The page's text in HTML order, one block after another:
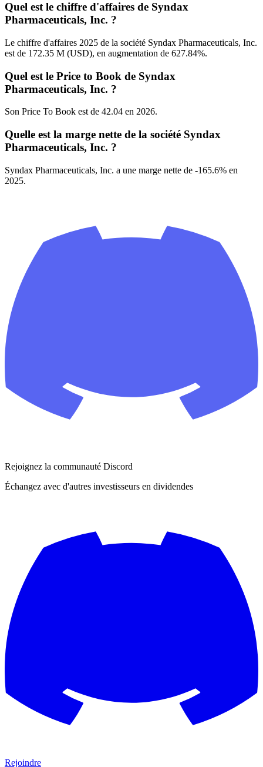
Quel est le chiffre d'affaires de Syndax
Pharmaceuticals, Inc. ?
Le chiffre d'affaires 2025 de la société Syndax Pharmaceuticals, Inc.
est de 172.35 M (USD), en augmentation de 627.84%.
Quel est le Price to Book de Syndax
Pharmaceuticals, Inc. ?
Son Price To Book est de 42.04 en 2026.
Quelle est la marge nette de la société Syndax
Pharmaceuticals, Inc. ?
Syndax Pharmaceuticals, Inc. a une marge nette de -165.6% en
2025.
Rejoignez la communauté Discord
Échangez avec d'autres investisseurs en dividendes
Rejoindre